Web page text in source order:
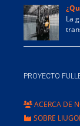
La
PROYECTO
ACERCA DE
SOBRE